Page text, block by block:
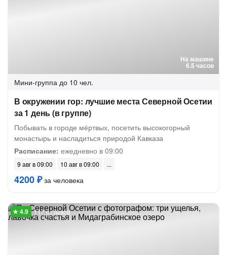
На машине
6.5 часов
Мини-группа до 10 чел.
В окружении гор: лучшие места Северной Осетии
за 1 день (в группе)
Побывать в городе мёртвых, посетить высокогорный
монастырь и насладиться природой Кавказа
Расписание: ежедневно в 09:00
9 авг в 09:00 10 авг в 09:00
4200 ₽за человека
117 отзывов